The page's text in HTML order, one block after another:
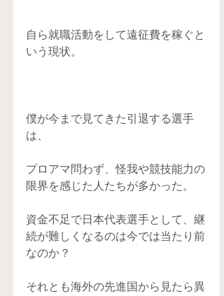
自ら就職活動をして遠征費を稼ぐと
いう現状。
僕が今まで見てきた引退する選手
は、
プロアマ問わず、怪我や競技能力の
限界を感じた人たちが多かった。
資金不足で日本代表選手として、継
続が難しくなるのは今では当たり前
なのか？
それとも海外の先進国から見たら異